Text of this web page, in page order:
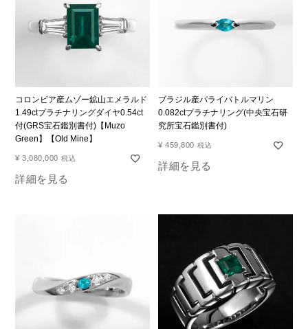
コロンビア産ムゾー鉱山エメラルド
1.49ctプラチナリングダイヤ0.54ct
付(GRS宝石鑑別書付)【Muzo
Green】【Old Mine】
¥ 3,080,000 税込
詳細を見る
ブラジル産パライバトルマリン
0.082ctプラチナリング(中央宝石研
究所宝石鑑別書付)
¥ 459,800 税込
詳細を見る